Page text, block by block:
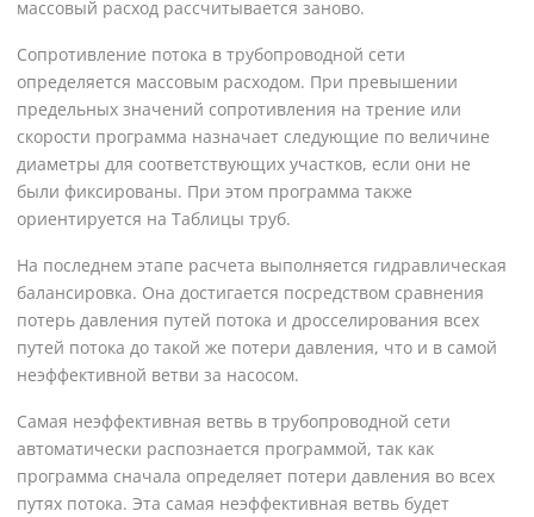
массовый расход рассчитывается заново.
Сопротивление потока в трубопроводной сети
определяется массовым расходом. При превышении
предельных значений сопротивления на трение или
скорости программа назначает следующие по величине
диаметры для соответствующих участков, если они не
были фиксированы. При этом программа также
ориентируется на Таблицы труб.
На последнем этапе расчета выполняется гидравлическая
балансировка. Она достигается посредством сравнения
потерь давления путей потока и дросселирования всех
путей потока до такой же потери давления, что и в самой
неэффективной ветви за насосом.
Самая неэффективная ветвь в трубопроводной сети
автоматически распознается программой, так как
программа сначала определяет потери давления во всех
путях потока. Эта самая неэффективная ветвь будет